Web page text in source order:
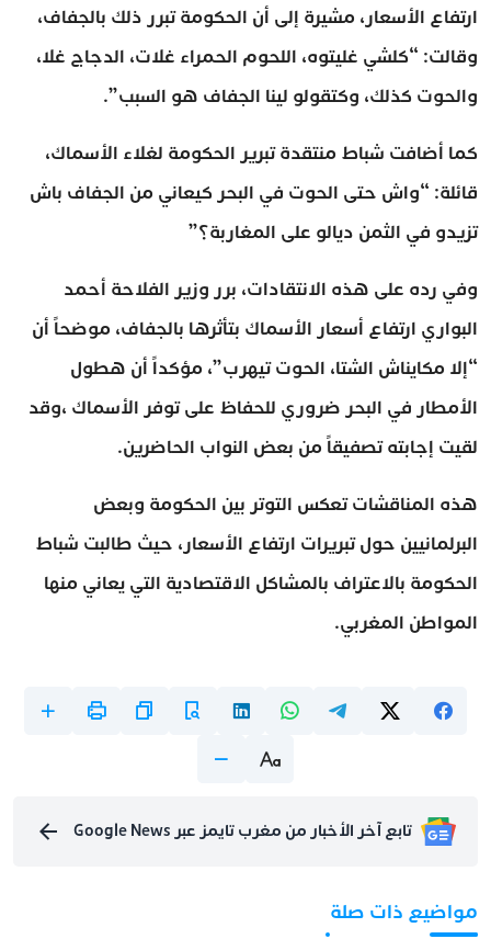
ارتفاع الأسعار، مشيرة إلى أن الحكومة تبرر ذلك بالجفاف،
وقالت: “كلشي غليتوه، اللحوم الحمراء غلات، الدجاج غلا،
والحوت كذلك، وكتقولو لينا الجفاف هو السبب”.
كما أضافت شباط منتقدة تبرير الحكومة لغلاء الأسماك،
قائلة: “واش حتى الحوت في البحر كيعاني من الجفاف باش
تزيدو في الثمن ديالو على المغاربة؟”
وفي رده على هذه الانتقادات، برر وزير الفلاحة أحمد
البواري ارتفاع أسعار الأسماك بتأثرها بالجفاف، موضحاً أن
“إلا مكايناش الشتا، الحوت تيهرب”، مؤكداً أن هطول
الأمطار في البحر ضروري للحفاظ على توفر الأسماك ،وقد
لقيت إجابته تصفيقاً من بعض النواب الحاضرين.
هذه المناقشات تعكس التوتر بين الحكومة وبعض
البرلمانيين حول تبريرات ارتفاع الأسعار، حيث طالبت شباط
الحكومة بالاعتراف بالمشاكل الاقتصادية التي يعاني منها
المواطن المغربي.
تابع آخر الأخبار من مغرب تايمز عبر Google News
مواضيع ذات صلة